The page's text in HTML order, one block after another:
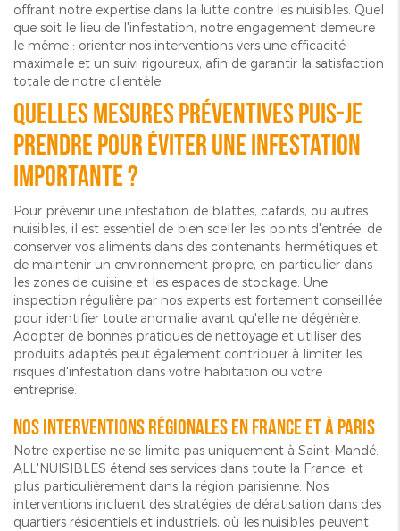
offrant notre expertise dans la lutte contre les nuisibles. Quel
que soit le lieu de l'infestation, notre engagement demeure
le même : orienter nos interventions vers une efficacité
maximale et un suivi rigoureux, afin de garantir la satisfaction
totale de notre clientèle.
Quelles mesures préventives puis-je
prendre pour éviter une infestation
importante ?
Pour prévenir une infestation de blattes, cafards, ou autres
nuisibles, il est essentiel de bien sceller les points d'entrée, de
conserver vos aliments dans des contenants hermétiques et
de maintenir un environnement propre, en particulier dans
les zones de cuisine et les espaces de stockage. Une
inspection régulière par nos experts est fortement conseillée
pour identifier toute anomalie avant qu'elle ne dégénère.
Adopter de bonnes pratiques de nettoyage et utiliser des
produits adaptés peut également contribuer à limiter les
risques d'infestation dans votre habitation ou votre
entreprise.
Nos interventions régionales en France et à Paris
Notre expertise ne se limite pas uniquement à Saint-Mandé.
ALL'NUISIBLES étend ses services dans toute la France, et
plus particulièrement dans la région parisienne. Nos
interventions incluent des stratégies de dératisation dans des
quartiers résidentiels et industriels, où les nuisibles peuvent